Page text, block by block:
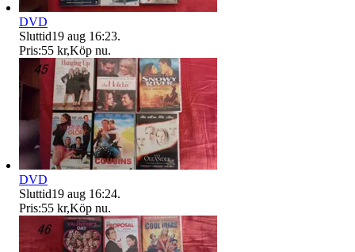
DVD
Sluttid19 aug 16:23.
Pris:55 kr,Köp nu.
DVD
Sluttid19 aug 16:24.
Pris:55 kr,Köp nu.